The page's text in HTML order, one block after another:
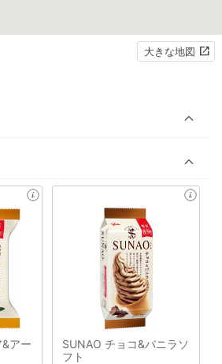
大きな地図
アー
SUNAO チョコ&バニラソ
フト